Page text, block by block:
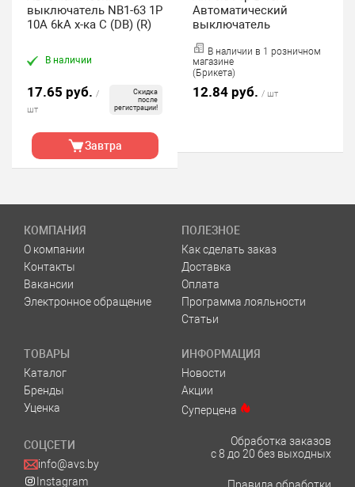
выключатель NB1-63 1P
10A 6kA х-ка C (DB) (R)
В наличии
17.65 руб. /
шт
Скидка
после
регистрации!
Завтра
Автоматический
выключатель
В наличии в 1 розничном
магазине
(Брикета)
12.84 руб. / шт
КОМПАНИЯ
О компании
Контакты
Вакансии
Электронное обращение
ПОЛЕЗНОЕ
Как сделать заказ
Доставка
Оплата
Программа лояльности
Статьи
ТОВАРЫ
Каталог
Бренды
Уценка
ИНФОРМАЦИЯ
Новости
Акции
Суперцена
СОЦСЕТИ
info@avs.by
Instagram
Обработка заказов
с 8 до 20 без выходных
Правила обработки